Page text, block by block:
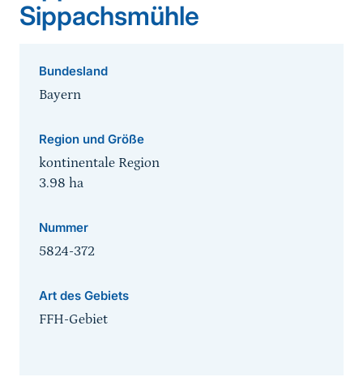
Sippachsmühle
Bundesland
Bayern
Region und Größe
kontinentale Region
3.98 ha
Nummer
5824-372
Art des Gebiets
FFH-Gebiet